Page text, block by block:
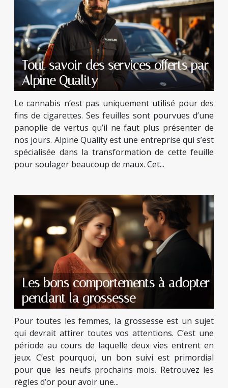
Tout savoir des services offerts par
Alpine Quality
Le cannabis n’est pas uniquement utilisé pour des
fins de cigarettes. Ses feuilles sont pourvues d’une
panoplie de vertus qu’il ne faut plus présenter de
nos jours. Alpine Quality est une entreprise qui s’est
spécialisée dans la transformation de cette feuille
pour soulager beaucoup de maux. Cet...
Les bons comportements à adopter
pendant la grossesse
Pour toutes les femmes, la grossesse est un sujet
qui devrait attirer toutes vos attentions. C’est une
période au cours de laquelle deux vies entrent en
jeux. C’est pourquoi, un bon suivi est primordial
pour que les neufs prochains mois. Retrouvez les
règles d’or pour avoir une...